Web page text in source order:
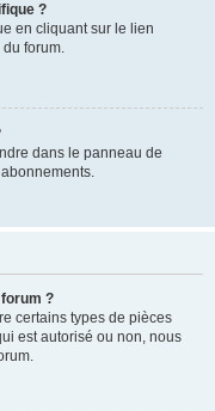
?
en cliquant sur le lien
du forum.
dans le panneau de
?
certains types de pièces
est autorisé ou non, nous